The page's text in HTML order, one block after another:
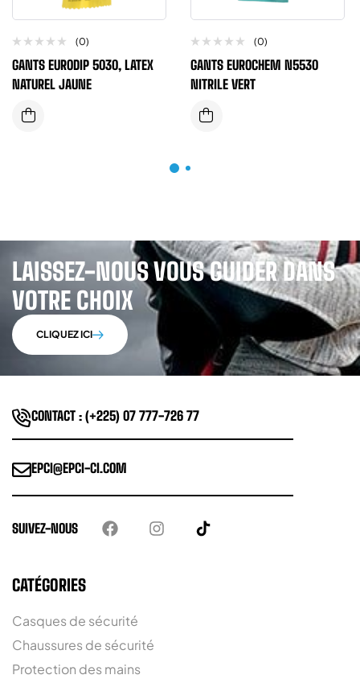
(0)
GANTS EURODIP 5030, LATEX
NATUREL JAUNE
(0)
GANTS EUROCHEM N5530
NITRILE VERT
LAISSEZ-NOUS VOUS GUIDER DANS
VOTRE CHOIX
CLIQUEZ ICI
CONTACT : (+225) 07 777-726 77
EPCI@EPCI-CI.COM
SUIVEZ-NOUS
CATÉGORIES
Casques de sécurité
Chaussures de sécurité
Protection des mains